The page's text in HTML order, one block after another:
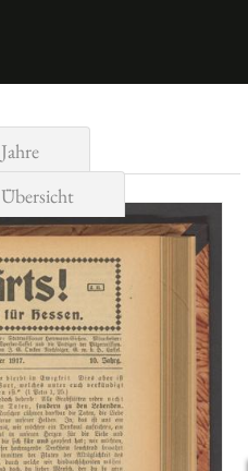
Jahre
Übersicht